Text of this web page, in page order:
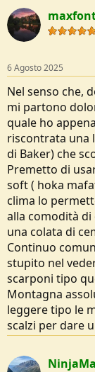
la mia è sincera
6 Agosto 2025
Nel senso che,
mi partono
quale ho
riscontrata una
di Baker) che
Premetto di
soft ( hoka
clima lo
alla comodità di
una colata di
Continuo
stupito nel
scarponi tipo
Montagna
leggere tipo le
scalzi per dare